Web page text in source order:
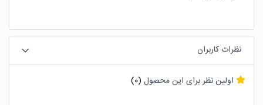
نظرات کاربران
اولین نظر برای این محصول (0)